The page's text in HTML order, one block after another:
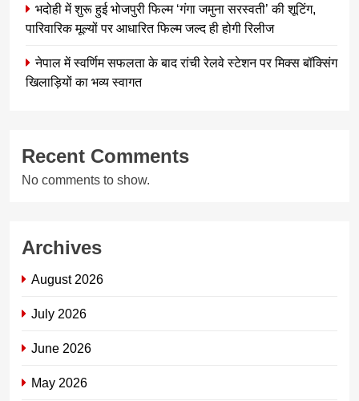
भदोही में शुरू हुई भोजपुरी फिल्म ‘गंगा जमुना सरस्वती’ की शूटिंग,
पारिवारिक मूल्यों पर आधारित फिल्म जल्द ही होगी रिलीज
नेपाल में स्वर्णिम सफलता के बाद रांची रेलवे स्टेशन पर मिक्स बॉक्सिंग
खिलाड़ियों का भव्य स्वागत
Recent Comments
No comments to show.
Archives
August 2026
July 2026
June 2026
May 2026